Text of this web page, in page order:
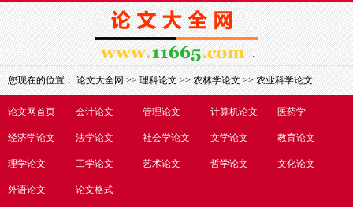
论文网首页 会计论文 管理论文 计算机论文 医药学
经济学论文 法学论文 社会学论文 文学论文 教育论文
理学论文 工学论文 艺术论文 哲学论文 文化论文
外语论文 论文格式
您现在的位置：论文大全网>>理科论文>>农林学论文>>农业科学论文